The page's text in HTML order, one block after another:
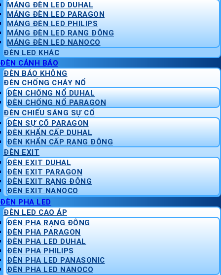
MÁNG ĐÈN LED DUHAL
MÁNG ĐÈN LED PARAGON
MÁNG ĐÈN LED PHILIPS
MÁNG ĐÈN LED RẠNG ĐÔNG
MÁNG ĐÈN LED NANOCO
ĐÈN LED KHÁC
ĐÈN CẢNH BÁO
ĐÈN BÁO KHÔNG
ĐÈN CHỐNG CHÁY NỔ
ĐÈN CHỐNG NỔ DUHAL
ĐÈN CHỐNG NỔ PARAGON
ĐÈN CHIẾU SÁNG SỰ CỐ
ĐÈN SỰ CỐ PARAGON
ĐÈN KHẨN CẤP DUHAL
ĐÈN KHẨN CẤP RẠNG ĐÔNG
ĐÈN EXIT
ĐÈN EXIT DUHAL
ĐÈN EXIT PARAGON
ĐÈN EXIT RẠNG ĐÔNG
ĐÈN EXIT NANOCO
ĐÈN PHA LED
ĐÈN LED CAO ÁP
ĐÈN PHA RẠNG ĐÔNG
ĐÈN PHA PARAGON
ĐÈN PHA LED DUHAL
ĐÈN PHA PHILIPS
ĐÈN PHA LED PANASONIC
ĐÈN PHA LED NANOCO